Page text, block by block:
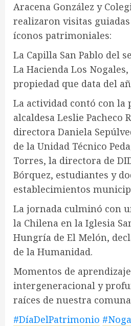
Aracena González y
realizaron visitas
íconos patrimoniales:
La Capilla San Pablo del
La Hacienda Los
propiedad que data del
La actividad contó con la
alcaldesa Leslie Pacheco
directora Daniela
de la Unidad Técnico
Torres, la directora de
Bórquez, estudiantes y
establecimientos
La jornada culminó con
la Chilena en la Iglesia
Hungría de El Melón,
de la Humanidad.
Momentos de
intergeneracional y
raíces de nuestra
#DíaDelPatrimonio